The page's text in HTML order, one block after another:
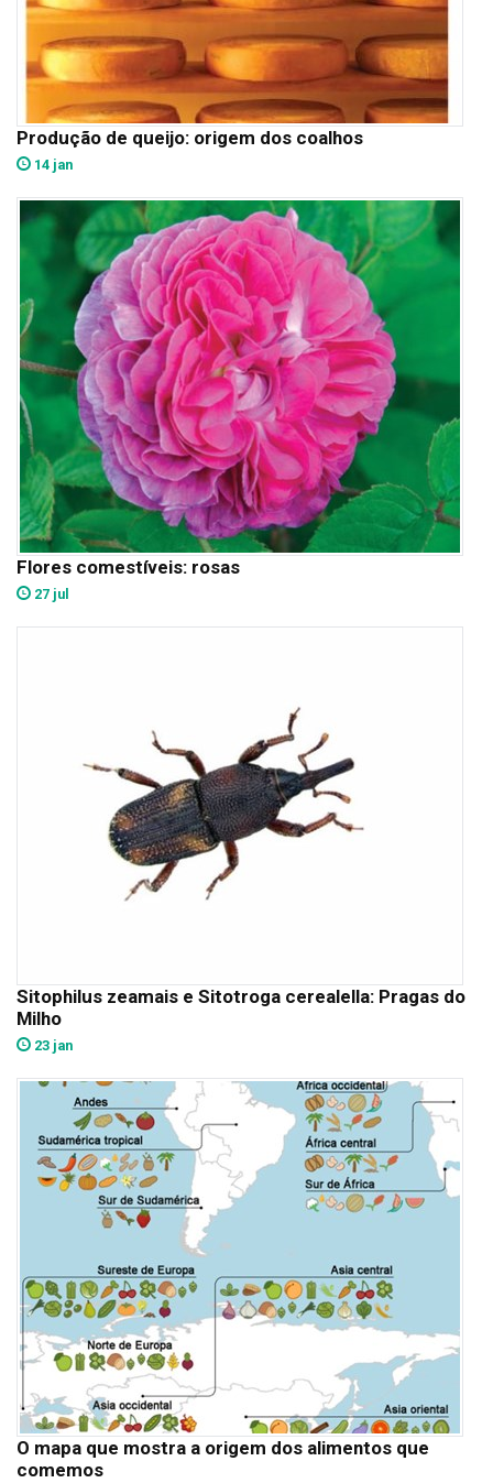
Produção de queijo: origem dos coalhos
14 jan
Flores comestíveis: rosas
27 jul
Sitophilus zeamais e Sitotroga cerealella: Pragas do
Milho
23 jan
O mapa que mostra a origem dos alimentos que
comemos